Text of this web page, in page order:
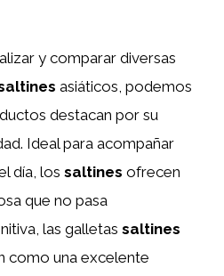
y comparar diversas
asiáticos, podemos
destacan por su
Ideal para acompañar
día, los saltines ofrecen
que no pasa
las galletas saltines
como una excelente